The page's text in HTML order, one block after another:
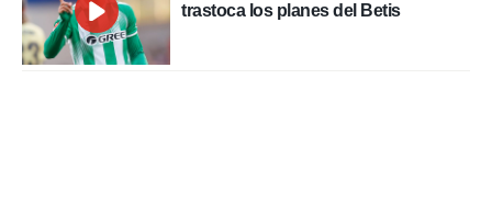
trastoca los planes del Betis